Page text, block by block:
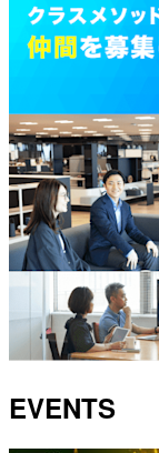
EVENTS